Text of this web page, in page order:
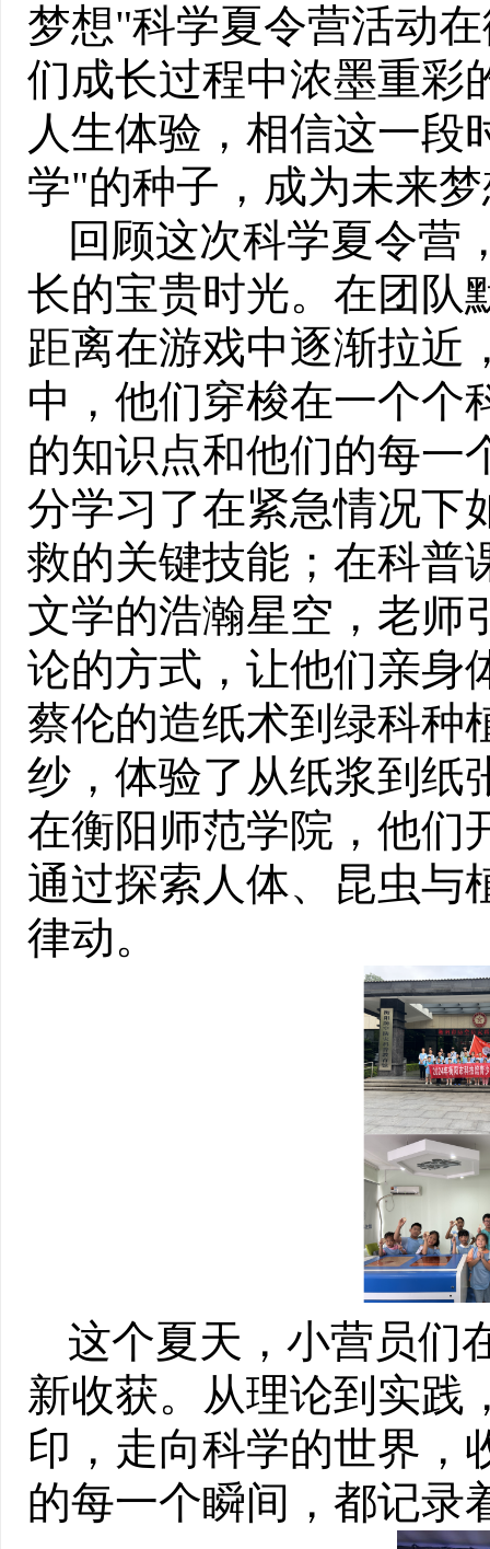
梦想"科学夏令营活动
们成长过程中浓墨重彩
人生体验，相信这一段
学"的种子，成为未来
回顾这次科学夏令营
长的宝贵时光。在团队
距离在游戏中逐渐拉近
中，他们穿梭在一个个
的知识点和他们的每一
分学习了在紧急情况下
救的关键技能 ； 在科普
文学的浩瀚星空，老师
论的方式，让他们亲身
蔡伦的造纸术到绿科种
纱，体验了从纸浆到纸
在衡阳 师范学院，他们
通过探索人体、昆虫与
律动。
这个夏天，小营员们
新收获。从理论到实践
印，走向科学的世界，
的每一个瞬间，都记录